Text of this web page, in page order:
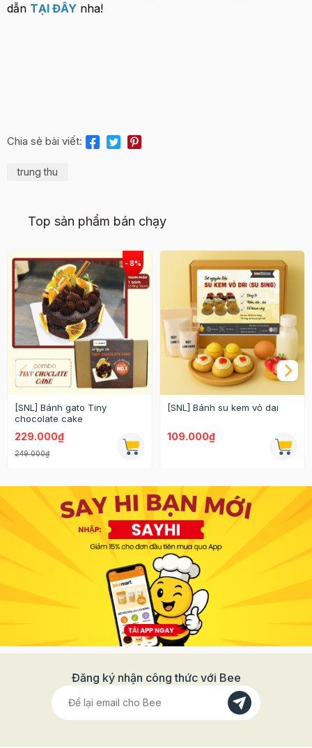
dẫn TẠI ĐÂY nha!
Chia sẻ bài viết:
trung thu
Top sản phẩm bán chạy
[SNL] Bánh gato Tiny
chocolate cake
229.000₫
249.000₫
[SNL] Bánh su kem vỏ dai
109.000₫
Đăng ký nhận công thức với Bee